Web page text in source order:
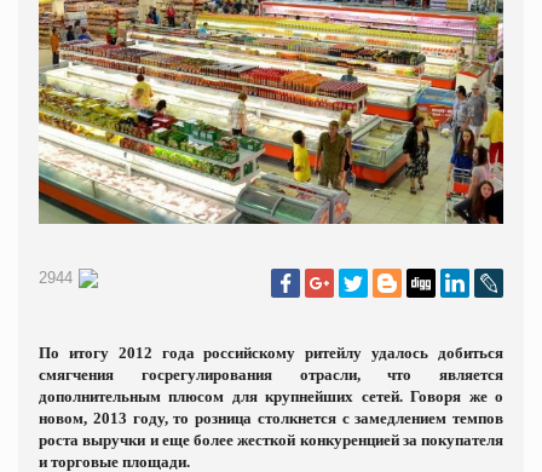
2944
По итогу 2012 года российскому ритейлу удалось добиться
смягчения госрегулирования отрасли, что является
дополнительным плюсом для крупнейших сетей. Говоря же о
новом, 2013 году, то розница столкнется с замедлением темпов
роста выручки и еще более жесткой конкуренцией за покупателя
и торговые площади.